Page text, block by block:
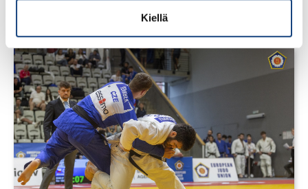
Kiellä
Cupista